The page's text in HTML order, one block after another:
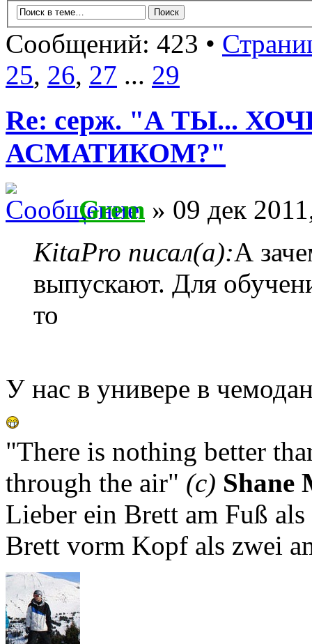
Сообщений: 423 •
25, 26, 27 ... 29
Re: серж. "А ТЫ...
АСМАТИКОМ?"
Grem » 09 дек
KitaPro писал(а):А
выпускают. Для
то
У нас в универе в
"There is nothing better
through the air" (с) Shane
Lieber ein Brett am Fuß
Brett vorm Kopf als zwei